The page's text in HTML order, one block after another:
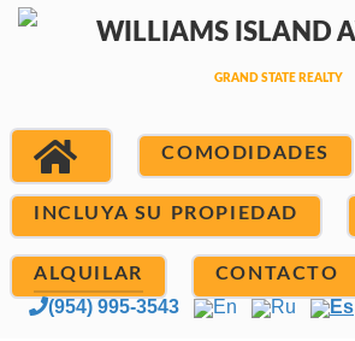
COMODIDADES
INCLUYA SU PROPIEDAD
ALQUILAR CONTACTO
(954) 995-3543 En Ru Es